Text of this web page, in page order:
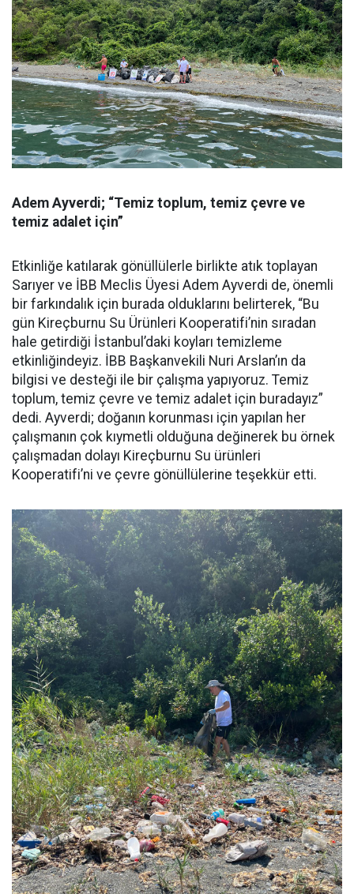
Adem Ayverdi; “Temiz toplum, temiz çevre ve
temiz adalet için”
Etkinliğe katılarak gönüllülerle birlikte atık toplayan
Sarıyer ve İBB Meclis Üyesi Adem Ayverdi de, önemli
bir farkındalık için burada olduklarını belirterek, “Bu
gün Kireçburnu Su Ürünleri Kooperatifi’nin sıradan
hale getirdiği İstanbul’daki koyları temizleme
etkinliğindeyiz. İBB Başkanvekili Nuri Arslan’ın da
bilgisi ve desteği ile bir çalışma yapıyoruz. Temiz
toplum, temiz çevre ve temiz adalet için buradayız”
dedi. Ayverdi; doğanın korunması için yapılan her
çalışmanın çok kıymetli olduğuna değinerek bu örnek
çalışmadan dolayı Kireçburnu Su ürünleri
Kooperatifi’ni ve çevre gönüllülerine teşekkür etti.